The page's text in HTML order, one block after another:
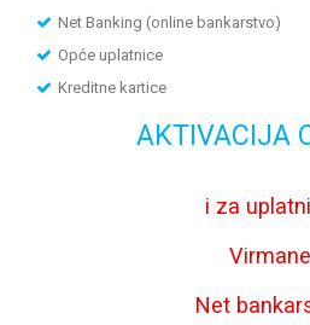
Net Banking (online bankarstvo)
Opće uplatnice
Kreditne kartice
AKTIVACIJA
i za
Virmane
Net